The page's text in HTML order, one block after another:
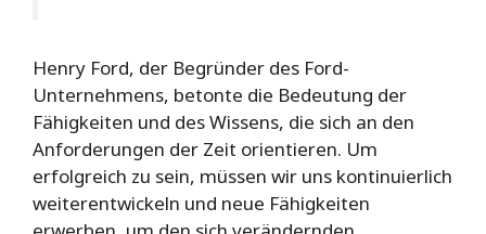
Henry Ford, der Begründer des Ford-
Unternehmens, betonte die Bedeutung der
Fähigkeiten und des Wissens, die sich an den
Anforderungen der Zeit orientieren. Um
erfolgreich zu sein, müssen wir uns kontinuierlich
weiterentwickeln und neue Fähigkeiten